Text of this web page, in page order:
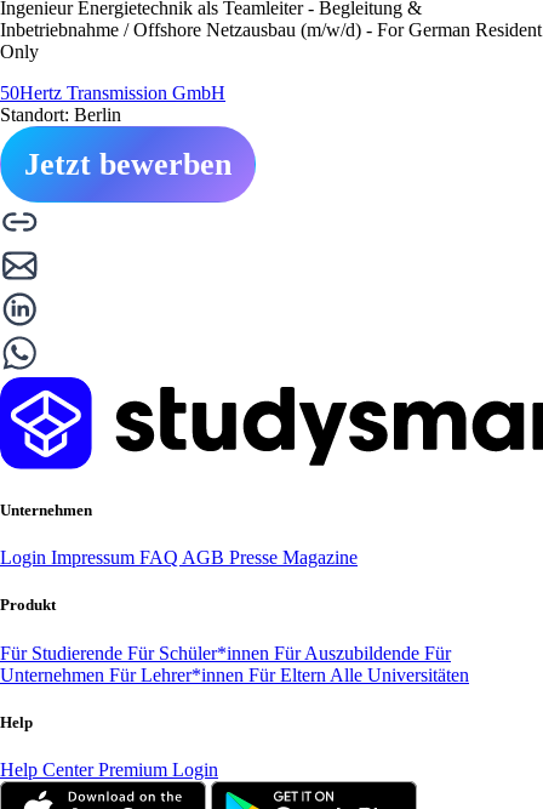
Ingenieur Energietechnik als Teamleiter - Begleitung &
Inbetriebnahme / Offshore Netzausbau (m/w/d) - For German Resident
Only
50Hertz Transmission GmbH
Standort: Berlin
Jetzt bewerben
Unternehmen
Login Impressum FAQ AGB Presse Magazine
Produkt
Für Studierende Für Schüler*innen Für Auszubildende Für
Unternehmen Für Lehrer*innen Für Eltern Alle Universitäten
Help
Help CenterPremium Login